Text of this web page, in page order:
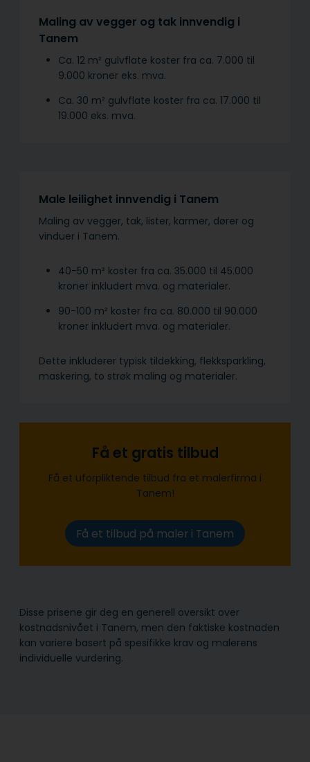
Maling av vegger og tak innvendig i
Tanem
Ca. 12 m² gulvflate koster fra ca. 7.000 til
9.000 kroner eks. mva.
Ca. 30 m² gulvflate koster fra ca. 17.000 til
19.000 eks. mva.
Male leilighet innvendig i Tanem
Maling av vegger, tak, lister, karmer, dører og
vinduer i Tanem.
40-50 m² koster fra ca. 35.000 til 45.000
kroner inkludert mva. og materialer.
90-100 m² koster fra ca. 80.000 til 90.000
kroner inkludert mva. og materialer.
Dette inkluderer typisk tildekking, flekksparkling,
maskering, to strøk maling og materialer.
Få et gratis tilbud
Få et uforpliktende tilbud fra et malerfirma i
Tanem!
Få et tilbud på maler i Tanem
Disse prisene gir deg en generell oversikt over
kostnadsnivået i Tanem, men den faktiske kostnaden
kan variere basert på spesifikke krav og malerens
individuelle vurdering.